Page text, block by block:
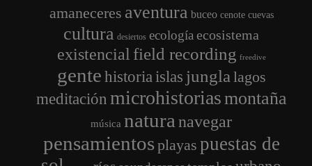
amaneceres aventura buceo cenote cuevas
cultura desiertos ecología ecosistema
existencial field recording freedive
gentehistoria islas jungla lagos
meditación microhistoriasmontaña
música natura navegar
pensamientos playas puestas de